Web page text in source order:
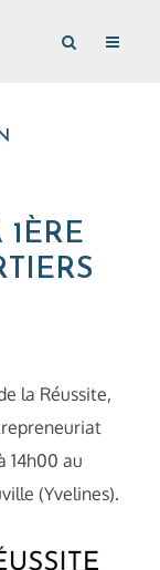
la Réussite,
14h00 au
(Yvelines).